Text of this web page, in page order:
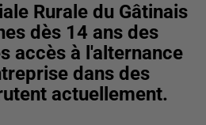
Rurale du Gâtinais
dès 14 ans des
accès à l'alternance
dans des
actuellement.